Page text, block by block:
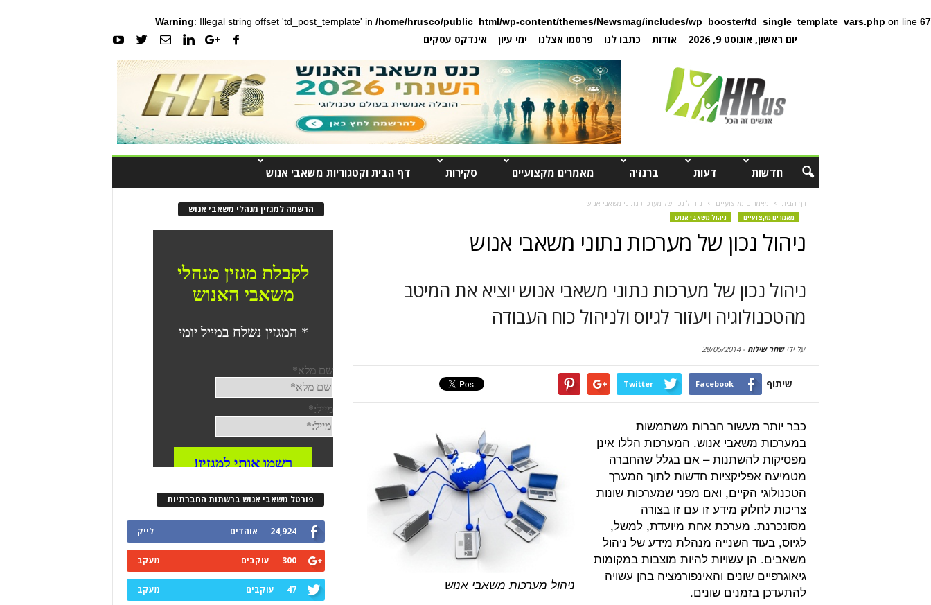
Warning: Illegal string offset 'td_post_template' in /home/hrusco/public_html/wp-content/themes/Newsmag/includes/wp_booster/td_single_template_vars.php on line 67
יום ראשון, אוגוסט 9, 2026 אודות כתבו לנו פרסמו אצלנו ימי עיון אינדקס עסקים
חדשות דעות ברנז'ה מאמרים מקצועיים סקירות דף הבית וקטגוריות משאבי אנוש
דף הבית מאמרים מקצועיים ניהול נכון של מערכות נתוני משאבי אנוש
מאמרים מקצועיים ניהול משאבי אנוש
ניהול נכון של מערכות נתוני משאבי אנוש
ניהול נכון של מערכות נתוני משאבי אנוש יוציא את המיטב
מהטכנולוגיה ויעזור לגיוס ולניהול כוח העבודה
על ידישחר שילוח -
28/05/2014
שיתוף Facebook
Twitter
ניהול מערכות משאבי אנוש
כבר יותר מעשור חברות משתמשות
במערכות משאבי אנוש. המערכות הללו אינן
מפסיקות להשתנות – אם בגלל שהחברה
מטמיעה אפליקציות חדשות לתוך המערך
הטכנולוגי הקיים, ואם מפני שמערכות שונות
צריכות לחלוק מידע זו עם זו בצורה
מסונכרנת. מערכת אחת מיועדת, למשל,
לגיוס, בעוד השנייה מנהלת מידע של ניהול
משאבים. הן עשויות להיות מוצבות במקומות
גיאוגרפיים שונים והאינפורמציה בהן עשויה
להתעדכן בזמנים שונים.
הרשמה למגזין מנהלי משאבי אנוש
פורטל משאבי אנוש ברשתות החברתיות
24,924 אוהדים לייק
300 עוקבים מעקב
47 עוקבים מעקב